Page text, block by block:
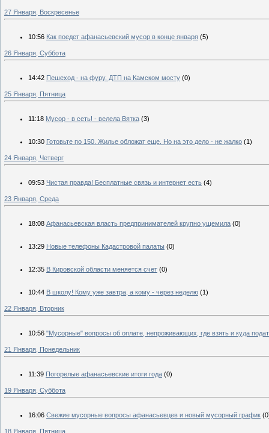
27 Января, Воскресенье
10:56 Как поедет афанасьевский мусор в конце января (5)
26 Января, Суббота
14:42 Пешеход - на фуру. ДТП на Камском мосту (0)
25 Января, Пятница
11:18 Мусор - в сеть! - велела Вятка (3)
10:30 Готовьте по 150. Жилье обложат еще. Но на это дело - не жалко (1)
24 Января, Четверг
09:53 Чистая правда! Бесплатные связь и интернет есть (4)
23 Января, Среда
18:08 Афанасьевская власть предпринимателей крупно ущемила (0)
13:29 Новые телефоны Кадастровой палаты (0)
12:35 В Кировской области меняется счет (0)
10:44 В школу! Кому уже завтра, а кому - через неделю (1)
22 Января, Вторник
10:56 "Мусорные" вопросы об оплате, непроживающих, где взять и куда
21 Января, Понедельник
11:39 Погорелые афанасьевские итоги года (0)
19 Января, Суббота
16:06 Свежие мусорные вопросы афанасьевцев и новый мусорный график
18 Января, Пятница